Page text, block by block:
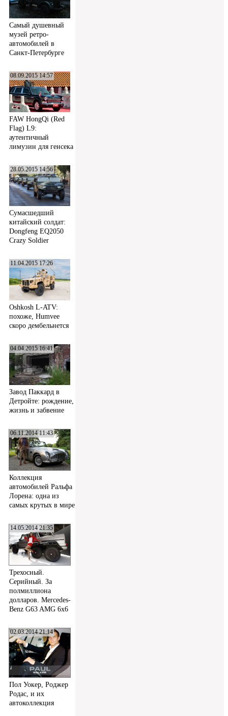
Самый душевный
музей ретро-
автомобилей в
Санкт-Петербурге
08.09.2015 14:57
FAW HongQi (Red
Flag) L9:
аутентичный
лимузин для генсека
28.05.2015 14:56
Сумасшедший
китайский солдат:
Dongfeng EQ2050
Crazy Soldier
11.04.2015 17:26
Oshkosh L-ATV:
похоже, Humvee
скоро дембельнется
04.04.2015 16:41
Завод Паккард в
Детройте: рождение,
жизнь и забвение
06.11.2014 11:43
Коллекция
автомобилей Ральфа
Лорена: одна из
самых крутых в мире
14.05.2014 21:35
Трехосный.
Серийный. За
полмиллиона
долларов. Mercedes-
Benz G63 AMG 6x6
02.03.2014 21:14
Пол Уокер, Роджер
Родас, и их
автоколлекция